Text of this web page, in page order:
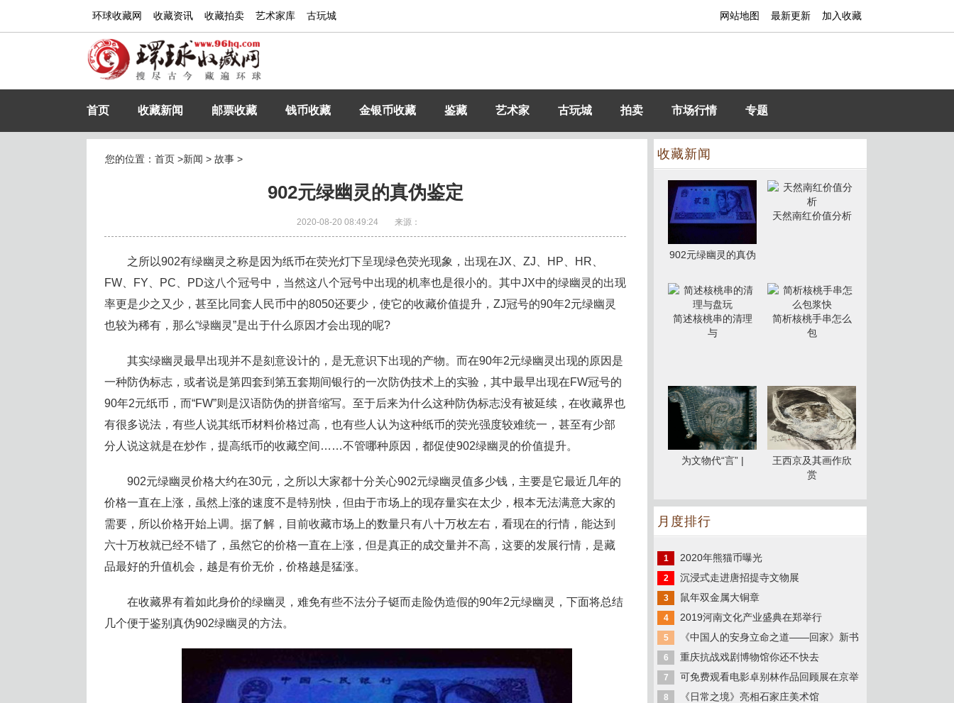
环球收藏网 收藏资讯 收藏拍卖 艺术家库 古玩城 网站地图 最新更新 加入收藏
首页 收藏新闻 邮票收藏 钱币收藏 金银币收藏 鉴藏 艺术家 古玩城 拍卖 市场行情 专题
您的位置： 首页 >新闻 > 故事 >
902元绿幽灵的真伪鉴定
2020-08-20 08:49:24 来源：
之所以902有绿幽灵之称是因为纸币在荧光灯下呈现绿色荧光现象，出现在JX、ZJ、HP、HR、
FW、FY、PC、PD这八个冠号中，当然这八个冠号中出现的机率也是很小的。其中JX中的绿幽灵的出现
率更是少之又少，甚至比同套人民币中的8050还要少，使它的收藏价值提升，ZJ冠号的90年2元绿幽灵
也较为稀有，那么“绿幽灵”是出于什么原因才会出现的呢?
其实绿幽灵最早出现并不是刻意设计的，是无意识下出现的产物。而在90年2元绿幽灵出现的原因是
一种防伪标志，或者说是第四套到第五套期间银行的一次防伪技术上的实验，其中最早出现在FW冠号的
90年2元纸币，而“FW”则是汉语防伪的拼音缩写。至于后来为什么这种防伪标志没有被延续，在收藏界也
有很多说法，有些人说其纸币材料价格过高，也有些人认为这种纸币的荧光强度较难统一，甚至有少部
分人说这就是在炒作，提高纸币的收藏空间……不管哪种原因，都促使902绿幽灵的价值提升。
902元绿幽灵价格大约在30元，之所以大家都十分关心902元绿幽灵值多少钱，主要是它最近几年的
价格一直在上涨，虽然上涨的速度不是特别快，但由于市场上的现存量实在太少，根本无法满意大家的
需要，所以价格开始上调。据了解，目前收藏市场上的数量只有八十万枚左右，看现在的行情，能达到
六十万枚就已经不错了，虽然它的价格一直在上涨，但是真正的成交量并不高，这要的发展行情，是藏
品最好的升值机会，越是有价无价，价格越是猛涨。
在收藏界有着如此身价的绿幽灵，难免有些不法分子铤而走险伪造假的90年2元绿幽灵，下面将总结
几个便于鉴别真伪902绿幽灵的方法。
收藏新闻
902元绿幽灵的真伪
天然南红价值分析
简述核桃串的清理
与
简析核桃手串怎么
包
为文物代“言” |
王西京及其画作欣
赏
月度排行
1 2020年熊猫币曝光
2 沉浸式走进唐招提寺文物展
3 鼠年双金属大铜章
4 2019河南文化产业盛典在郑举行
5 《中国人的安身立命之道——回家》新书
6 重庆抗战戏剧博物馆你还不快去
7 可免费观看电影卓别林作品回顾展在京举
8 《日常之境》亮相石家庄美术馆